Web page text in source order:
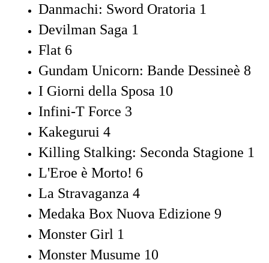
Danmachi: Sword Oratoria 1
Devilman Saga 1
Flat 6
Gundam Unicorn: Bande Dessineè 8
I Giorni della Sposa 10
Infini-T Force 3
Kakegurui 4
Killing Stalking: Seconda Stagione 1
L'Eroe è Morto! 6
La Stravaganza 4
Medaka Box Nuova Edizione 9
Monster Girl 1
Monster Musume 10